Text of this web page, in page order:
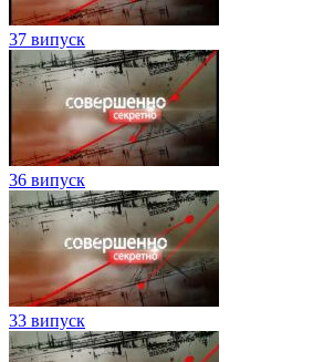
37 випуск
36 випуск
33 випуск